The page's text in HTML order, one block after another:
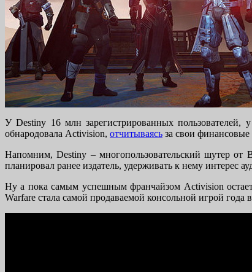
У Destiny 16 млн зарегистрированных пользователей,
обнародовала Activision, отчитываясь за свои финансовые
Напомним, Destiny – многопользовательский шутер
планировал ранее издатель, удерживать к нему интерес
Ну а пока самым успешным франчайзом Activision
Warfare стала самой продаваемой консольной игрой